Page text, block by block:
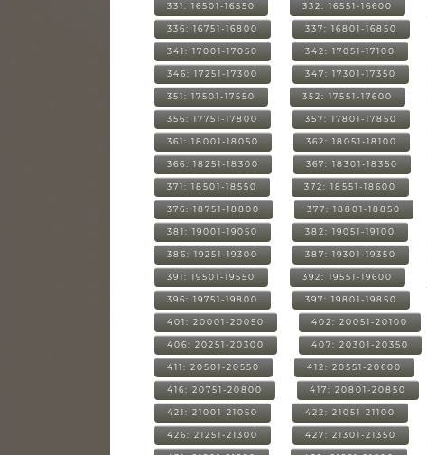
331: 16501-16550 332: 16551-16600
336: 16751-16800 337: 16801-16850
341: 17001-17050 342: 17051-17100
346: 17251-17300 347: 17301-17350
351: 17501-17550 352: 17551-17600
356: 17751-17800 357: 17801-17850
361: 18001-18050 362: 18051-18100
366: 18251-18300 367: 18301-18350
371: 18501-18550 372: 18551-18600
376: 18751-18800 377: 18801-18850
381: 19001-19050 382: 19051-19100
386: 19251-19300 387: 19301-19350
391: 19501-19550 392: 19551-19600
396: 19751-19800 397: 19801-19850
401: 20001-20050 402: 20051-20100
406: 20251-20300 407: 20301-20350
411: 20501-20550 412: 20551-20600
416: 20751-20800 417: 20801-20850
421: 21001-21050 422: 21051-21100
426: 21251-21300 427: 21301-21350